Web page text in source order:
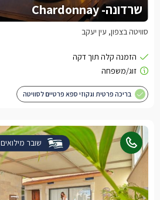
שרדונה- Chardonnay
סוויטה בצפון, עין יעקב
בריכה פרטית וגקוזי ספא פרטיים לסוויטה
שובר מילואים